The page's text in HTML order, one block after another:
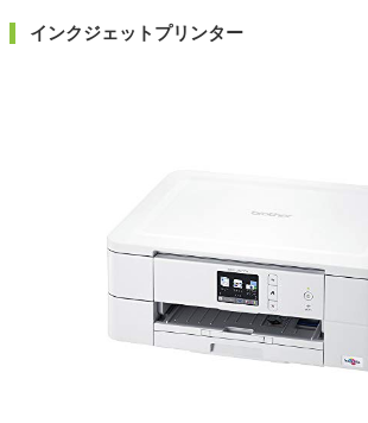
インクジェットプリンター